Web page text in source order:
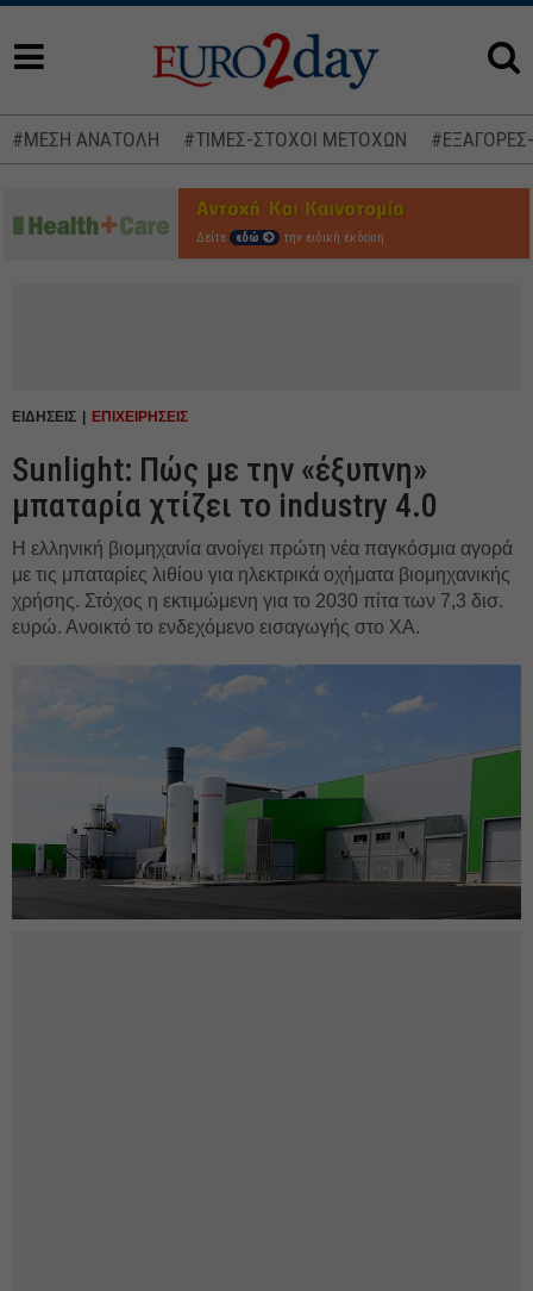
#ΜΕΣΗ ΑΝΑΤΟΛΗ #ΤΙΜΕΣ-ΣΤΟΧΟΙ ΜΕΤΟΧΩΝ
Δείτε εδώ την ειδική έκδοση
ΕΙΔΗΣΕΙΣ ΕΠΙΧΕΙΡΗΣΕΙΣ
Sunlight: Πώς με την «έξυπνη»
μπαταρία χτίζει το industry 4.0
Η ελληνική βιομηχανία ανοίγει πρώτη νέα παγκόσμια αγορά
με τις μπαταρίες λιθίου για ηλεκτρικά οχήματα βιομηχανικής
χρήσης. Στόχος η εκτιμώμενη για το 2030 πίτα των 7,3 δισ.
ευρώ. Ανοικτό το ενδεχόμενο εισαγωγής στο ΧΑ.